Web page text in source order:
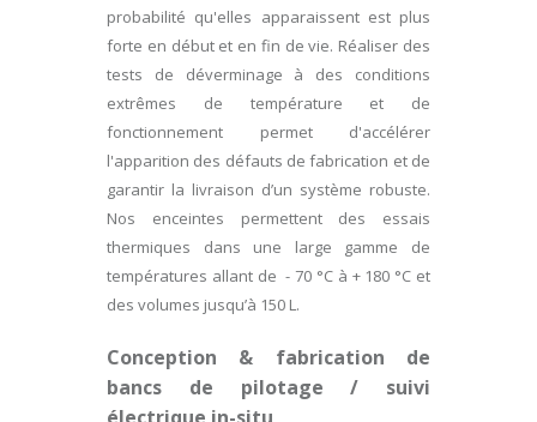
probabilité qu'elles apparaissent est plus
forte en début et en fin de vie. Réaliser des
tests de déverminage à des conditions
extrêmes de température et de
fonctionnement permet d'accélérer
l'apparition des défauts de fabrication et de
garantir la livraison d’un système robuste.
Nos enceintes permettent des essais
thermiques dans une large gamme de
températures allant de- 70 °C à + 180 °C et
des volumes jusqu’à 150 L.
Conception & fabrication de
bancs de pilotage / suivi